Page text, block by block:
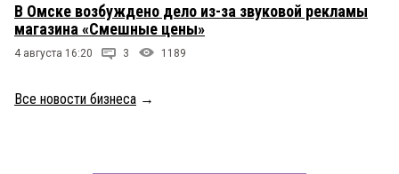
В Омске возбуждено дело из-за звуковой рекламы
магазина «Смешные цены»
4 августа 16:20 3 1189
Все новости бизнеса →